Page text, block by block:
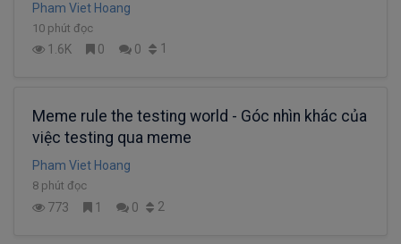
Pham Viet Hoang
10 phút đọc
1.6K 0 0 1
Meme rule the testing world - Góc nhìn khác của
việc testing qua meme
Pham Viet Hoang
8 phút đọc
773 1 0 2